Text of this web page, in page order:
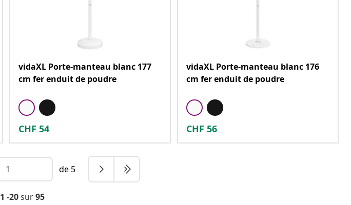
vidaXL Porte-manteau blanc 177
cm fer enduit de poudre
CHF 54
vidaXL Porte-manteau blanc 176
cm fer enduit de poudre
CHF 56
de 5
1 -20sur95